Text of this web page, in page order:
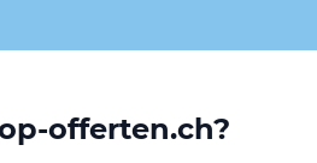
offerten.ch?